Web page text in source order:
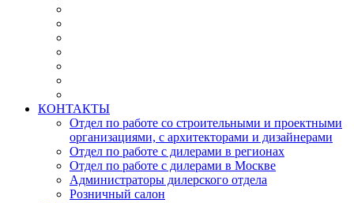
КОНТАКТЫ
Отдел по работе со строительными и проектными
организациями, с архитекторами и дизайнерами
Отдел по работе с дилерами в регионах
Отдел по работе с дилерами в Москве
Администраторы дилерского отдела
Розничный салон